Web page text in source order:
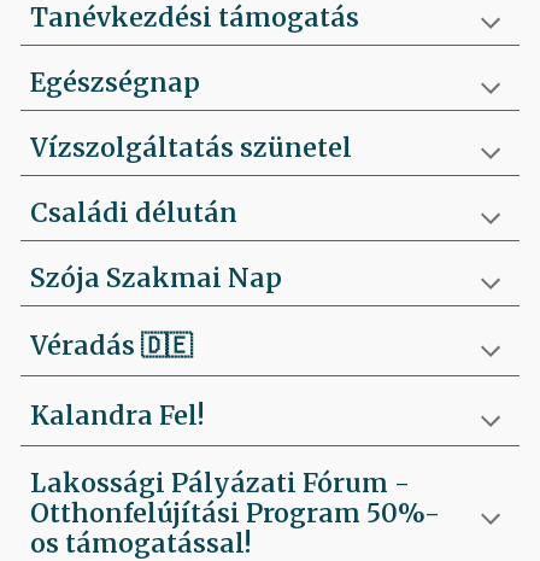
Tanévkezdési támogatás
Egészségnap
Vízszolgáltatás szünetel
Családi délután
Szója Szakmai Nap
Véradás🇩🇪
Kalandra Fel!
Lakossági Pályázati Fórum -
Otthonfelújítási Program 50%-
os támogatással!